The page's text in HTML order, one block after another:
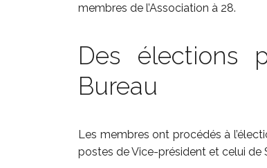
membres de l’Association à 28.
Des élections
Bureau
Les membres ont procédés à
postes de Vice-président et celui de